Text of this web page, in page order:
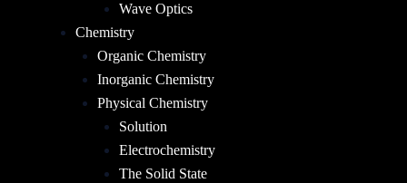
Wave Optics
Chemistry
Organic Chemistry
Inorganic Chemistry
Physical Chemistry
Solution
Electrochemistry
The Solid State